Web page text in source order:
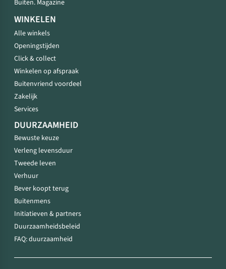
Buiten. Magazine
WINKELEN
Alle winkels
Openingstijden
Click & collect
Winkelen op afspraak
Buitenvriend voordeel
Zakelijk
Services
DUURZAAMHEID
Bewuste keuze
Verleng levensduur
Tweede leven
Verhuur
Bever koopt terug
Buitenmens
Initiatieven & partners
Duurzaamheidsbeleid
FAQ: duurzaamheid